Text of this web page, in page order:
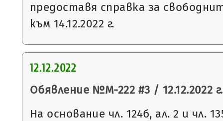
предоставя справка за
към 14.12.2022 г.
12.12.2022
Обявление №М-222 #3 / 12.12.2022 г.
На основание чл. 124б, ал. 2 и чл.